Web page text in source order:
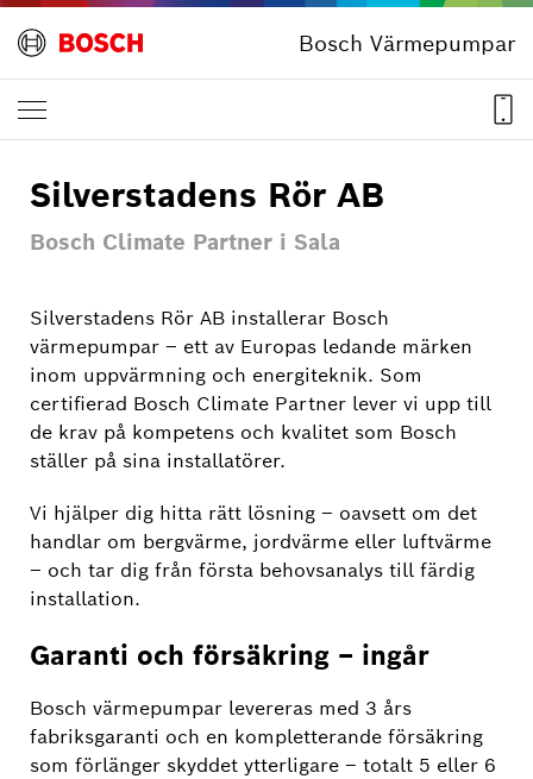
Bosch Värmepumpar
Silverstadens Rör AB
Bosch Climate Partner i Sala
Silverstadens Rör AB installerar Bosch
värmepumpar – ett av Europas ledande märken
inom uppvärmning och energiteknik. Som
certifierad Bosch Climate Partner lever vi upp till
de krav på kompetens och kvalitet som Bosch
ställer på sina installatörer.
Vi hjälper dig hitta rätt lösning – oavsett om det
handlar om bergvärme, jordvärme eller luftvärme
– och tar dig från första behovsanalys till färdig
installation.
Garanti och försäkring – ingår
Bosch värmepumpar levereras med 3 års
fabriksgaranti och en kompletterande försäkring
som förlänger skyddet ytterligare – totalt 5 eller 6